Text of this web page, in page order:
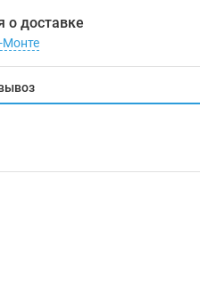
о доставке
Монте